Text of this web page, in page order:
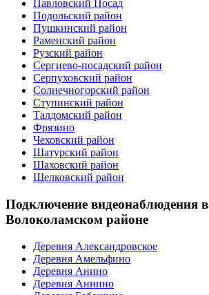
Павловский Посад
Подольский район
Пушкинский район
Раменский район
Рузский район
Сергиево-посадский район
Серпуховский район
Солнечногорский район
Ступинский район
Талдомский район
Фрязино
Чеховский район
Шатурский район
Шаховский район
Щелковский район
Подключение видеонаблюдения в
Волоколамском районе
Деревня Александровское
Деревня Амельфино
Деревня Анино
Деревня Аннино